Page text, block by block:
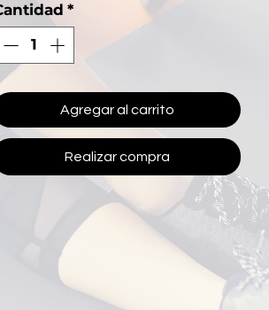
*
Agregar al carrito
Realizar compra